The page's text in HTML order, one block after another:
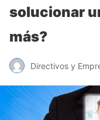
solucionar
más?
Directivos y